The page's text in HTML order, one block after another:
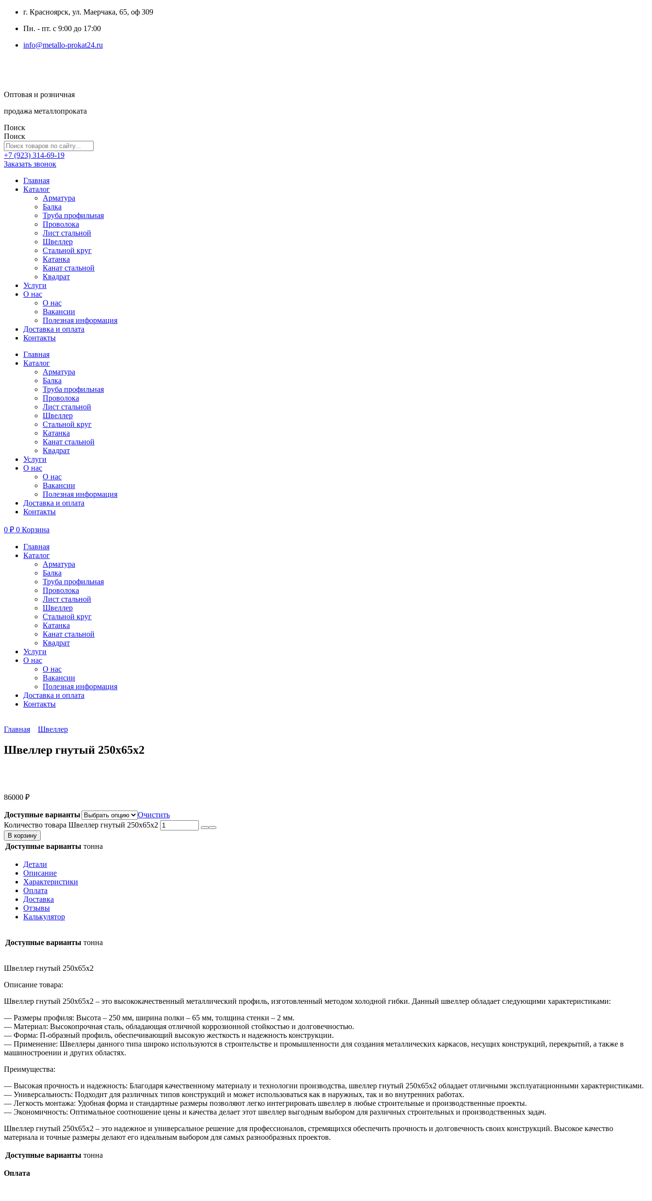
г. Красноярск, ул. Маерчака, 65, оф 309
Пн. - пт. с 9:00 до 17:00
info@metallo-prokat24.ru
Оптовая и розничная
продажа металлопроката
Поиск
Поиск
+7 (923) 314-69-19
Заказать звонок
Главная
Каталог
Арматура
Балка
Труба профильная
Проволока
Лист стальной
Швеллер
Стальной круг
Катанка
Канат стальной
Квадрат
Услуги
О нас
О нас
Вакансии
Полезная информация
Доставка и оплата
Контакты
Главная
Каталог
Арматура
Балка
Труба профильная
Проволока
Лист стальной
Швеллер
Стальной круг
Катанка
Канат стальной
Квадрат
Услуги
О нас
О нас
Вакансии
Полезная информация
Доставка и оплата
Контакты
0 ₽ 0 Корзина
Главная
Каталог
Арматура
Балка
Труба профильная
Проволока
Лист стальной
Швеллер
Стальной круг
Катанка
Канат стальной
Квадрат
Услуги
О нас
О нас
Вакансии
Полезная информация
Доставка и оплата
Контакты
Главная Швеллер
Швеллер гнутый 250х65х2
86000 ₽
Доступные варианты
Очистить
Количество товара Швеллер гнутый 250х65х2
В корзину
Доступные варианты тонна
Детали
Описание
Характеристики
Оплата
Доставка
Отзывы
Калькулятор
Доступные варианты тонна
Швеллер гнутый 250х65х2
Описание товара:
Швеллер гнутый 250х65х2 – это высококачественный металлический профиль, изготовленный методом холодной гибки. Данный швеллер обладает следующими характеристиками:
— Размеры профиля: Высота – 250 мм, ширина полки – 65 мм, толщина стенки – 2 мм.
— Материал: Высокопрочная сталь, обладающая отличной коррозионной стойкостью и долговечностью.
— Форма: П-образный профиль, обеспечивающий высокую жесткость и надежность конструкции.
— Применение: Швеллеры данного типа широко используются в строительстве и промышленности для создания металлических каркасов, несущих конструкций, перекрытий, а также в
машиностроении и других областях.
Преимущества:
— Высокая прочность и надежность: Благодаря качественному материалу и технологии производства, швеллер гнутый 250х65х2 обладает отличными эксплуатационными характеристиками.
— Универсальность: Подходит для различных типов конструкций и может использоваться как в наружных, так и во внутренних работах.
— Легкость монтажа: Удобная форма и стандартные размеры позволяют легко интегрировать швеллер в любые строительные и производственные проекты.
— Экономичность: Оптимальное соотношение цены и качества делает этот швеллер выгодным выбором для различных строительных и производственных задач.
Швеллер гнутый 250х65х2 – это надежное и универсальное решение для профессионалов, стремящихся обеспечить прочность и долговечность своих конструкций. Высокое качество
материала и точные размеры делают его идеальным выбором для самых разнообразных проектов.
Доступные варианты тонна
Оплата